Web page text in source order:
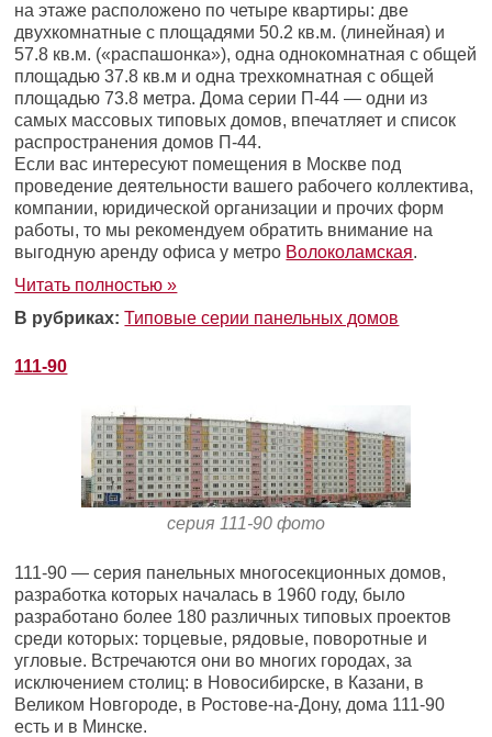
на этаже расположено по четыре квартиры: две
двухкомнатные с площадями 50.2 кв.м. (линейная) и
57.8 кв.м. («распашонка»), одна однокомнатная с общей
площадью 37.8 кв.м и одна трехкомнатная с общей
площадью 73.8 метра. Дома серии П-44 — одни из
самых массовых типовых домов, впечатляет и список
распространения домов П-44.
Если вас интересуют помещения в Москве под
проведение деятельности вашего рабочего коллектива,
компании, юридической организации и прочих форм
работы, то мы рекомендуем обратить внимание на
выгодную аренду офиса у метро Волоколамская.
Читать полностью »
В рубриках: Типовые серии панельных домов
111-90
серия 111-90 фото
111-90 — серия панельных многосекционных домов,
разработка которых началась в 1960 году, было
разработано более 180 различных типовых проектов
среди которых: торцевые, рядовые, поворотные и
угловые. Встречаются они во многих городах, за
исключением столиц: в Новосибирске, в Казани, в
Великом Новгороде, в Ростове-на-Дону, дома 111-90
есть и в Минске.